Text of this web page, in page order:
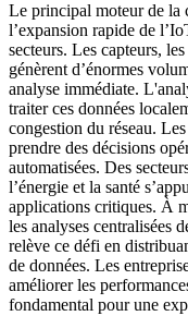
Le principal moteur de la
l’expansion rapide de
secteurs. Les capteurs,
génèrent d’énormes
analyse immédiate.
traiter ces données
congestion du réseau.
prendre des décisions
automatisées. Des
l’énergie et la santé
applications critiques. À
les analyses centralisées
relève ce défi en
de données. Les
améliorer les
fondamental pour une